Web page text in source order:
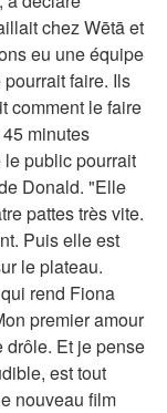
chez Wētā et
eu une équipe
faire. Ils
comment le faire
minutes
public pourrait
Donald. "Elle
pattes très vite.
Puis elle est
le plateau.
rend Fiona
premier amour
drôle. Et je pense
est tout
nouveau film